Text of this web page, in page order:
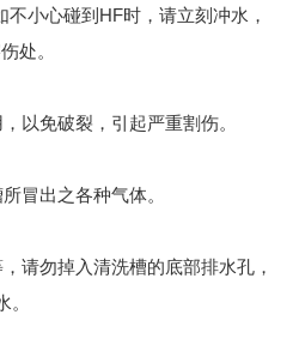
小心碰到HF时，请立刻冲水，
处。
以免破裂，引起严重割伤。
冒出之各种气体。
请勿掉入清洗槽的底部排水孔，